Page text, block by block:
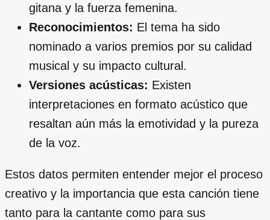
gitana y la fuerza femenina.
Reconocimientos: El tema ha sido
nominado a varios premios por su calidad
musical y su impacto cultural.
Versiones acústicas: Existen
interpretaciones en formato acústico que
resaltan aún más la emotividad y la pureza
de la voz.
Estos datos permiten entender mejor el proceso
creativo y la importancia que esta canción tiene
tanto para la cantante como para sus